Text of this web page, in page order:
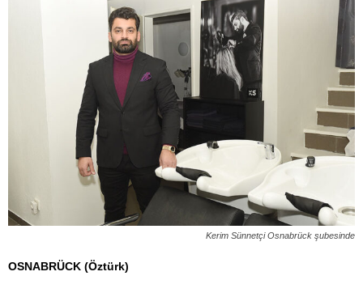
Kerim Sünnetçi Osnabrück şubesinde
OSNABRÜCK (Öztürk)